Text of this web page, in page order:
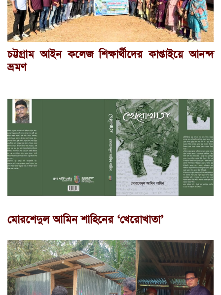
চট্টগ্রাম আইন কলেজ শিক্ষার্থীদের কাপ্তাইয়ে আনন্দ
ভ্রমণ
মোরশেদুল আমিন শাহিনের ‘খেরোখাতা’